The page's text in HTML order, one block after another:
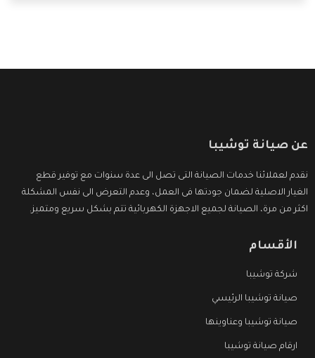
عن صيانة توشيبا
نقدم لعملائنا خدمات الصيانة التى تصل الى عدة سنوات مع توفير قطع
الغيار الاصلية لضمان جودتها فى العمل، وعدم التعرض الى نفس المشكلة
اكثر من مرة، الصيانة لجميع الاجهزة الكهربائية تتم بشكل سريع ومتميز.
الأقسام
شركة توشيبا
صيانة توشيبا الرئيسي
صيانة توشيبا وعناوينها
ارقام صيانة توشيبا